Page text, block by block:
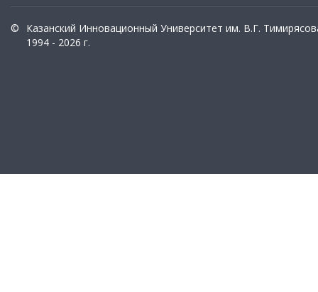
©
Казанский Инновационный Университет им. В.Г.
1994 - 2026 г.